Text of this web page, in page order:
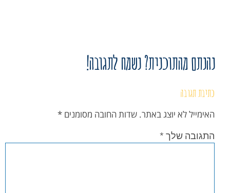
נהנתם מהתוכנית? נשמח לתגובה!
כתיבת תגובה
האימייל לא יוצג באתר. שדות החובה מסומנים *
התגובה שלך *